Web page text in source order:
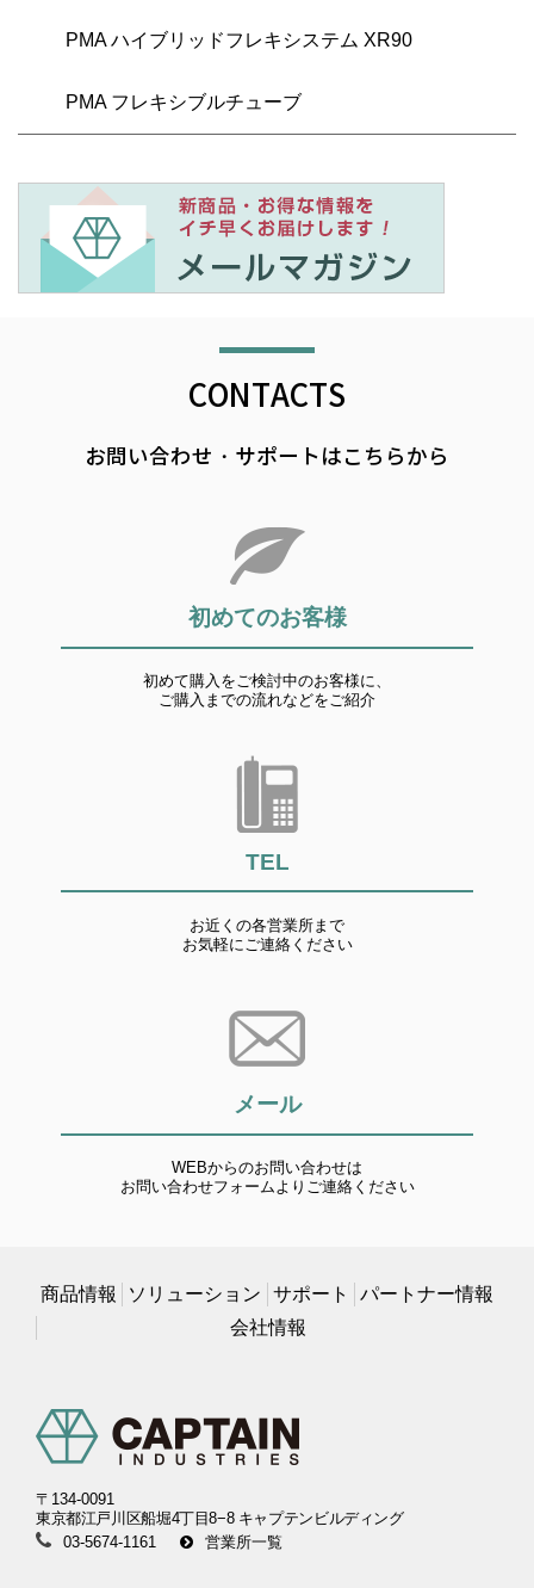
PMA ハイブリッドフレキシステム XR90
PMA フレキシブルチューブ
CONTACTS
お問い合わせ・サポートはこちらから
初めてのお客様
初めて購入をご検討中のお客様に、
ご購入までの流れなどをご紹介
TEL
お近くの各営業所まで
お気軽にご連絡ください
メール
WEBからのお問い合わせは
お問い合わせフォームよりご連絡ください
商品情報 ソリューション サポート
パートナー情報
会社情報
〒134-0091
東京都江戸川区船堀4丁目8−8 キャプテンビルディング
03-5674-1161
営業所一覧